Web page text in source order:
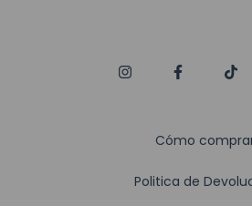
Cómo
Politica de